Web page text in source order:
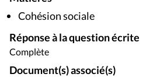
Cohésion sociale
Réponse à la question écrite
Complète
Document(s) associé(s)